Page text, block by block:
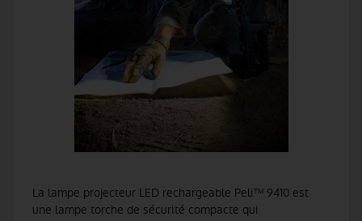
La lampe projecteur LED rechargeable Peli™ 9410 est
une lampe torche de sécurité compacte qui